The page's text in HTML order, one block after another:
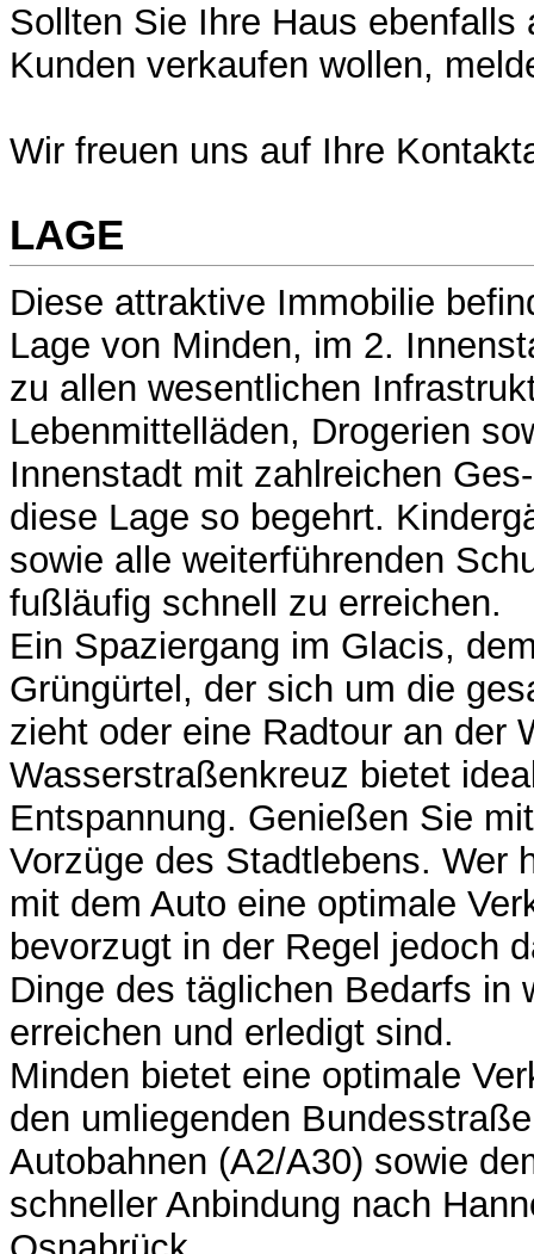
Sollten Sie Ihre Haus ebenfalls
Kunden verkaufen wollen,
Wir freuen uns auf Ihre
LAGE
Diese attraktive Immobilie
Lage von Minden, im 2.
zu allen wesentlichen
Lebenmittelläden, Drogerien
Innenstadt mit zahlreichen
diese Lage so begehrt.
sowie alle weiterführenden
fußläufig schnell zu erreichen.
Ein Spaziergang im Glacis,
Grüngürtel, der sich um die
zieht oder eine Radtour an der
Wasserstraßenkreuz bietet
Entspannung. Genießen Sie
Vorzüge des Stadtlebens. Wer
mit dem Auto eine optimale
bevorzugt in der Regel jedoch
Dinge des täglichen Bedarfs in
erreichen und erledigt sind.
Minden bietet eine optimale
den umliegenden
Autobahnen (A2/A30) sowie
schneller Anbindung nach